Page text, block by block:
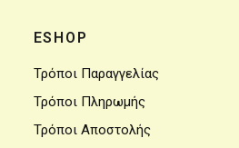
ESHOP
Τρόποι Παραγγελίας
Τρόποι Πληρωμής
Τρόποι Αποστολής